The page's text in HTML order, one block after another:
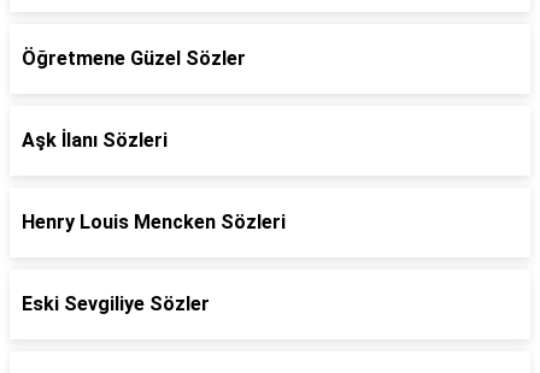
Öğretmene Güzel Sözler
Aşk İlanı Sözleri
Henry Louis Mencken Sözleri
Eski Sevgiliye Sözler